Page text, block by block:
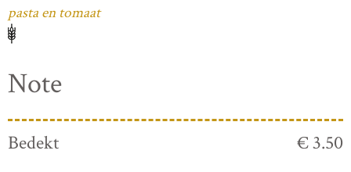
pasta en tomaat
Note
Bedekt
€ 3.50